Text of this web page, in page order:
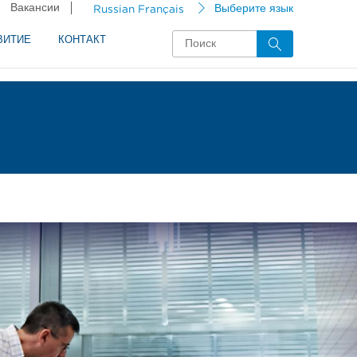
Russian Français Выберите язык
Вакансии
КОНТАКТ